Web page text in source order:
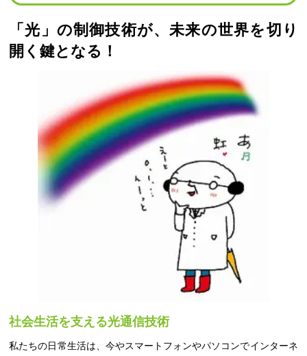
「光」の制御技術が、未来の世界を切り
開く鍵となる！
社会生活を支える光通信技術
私たちの日常生活は、今やスマートフォンやパソコンでインターネ